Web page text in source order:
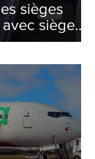
sièges
siège